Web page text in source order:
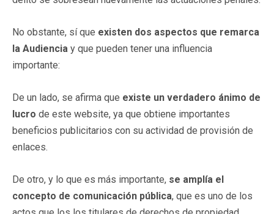
No obstante, sí que existen dos aspectos que remarca
la Audiencia y que pueden tener una influencia
importante:
De un lado, se afirma que existe un verdadero ánimo de
lucro de este website, ya que obtiene importantes
beneficios publicitarios con su actividad de provisión de
enlaces.
De otro, y lo que es más importante, se amplía el
concepto de comunicación pública, que es uno de los